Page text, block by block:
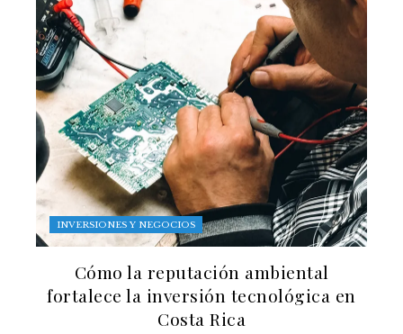
INVERSIONES Y NEGOCIOS
Cómo la reputación ambiental
fortalece la inversión tecnológica en
Costa Rica